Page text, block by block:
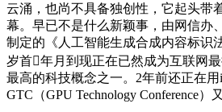
云涌，也尚不具备独创性，它起头带
幕。早已不是什么新颖事，由网信办
制定的《人工智能生成合成内容标识
岁首年月到现正在已然成为互联网
最高的科技概念之一。2年前还正在
GTC（GPU Technology Conference）